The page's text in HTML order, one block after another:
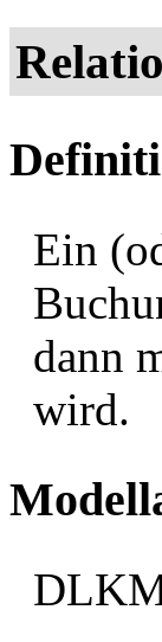
Ein
dann
wird.